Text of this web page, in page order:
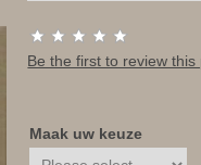
Be the first to review this
Maak uw keuze